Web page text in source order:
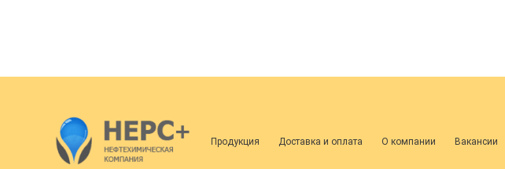
Продукция Доставка и оплата О компании Вакансии